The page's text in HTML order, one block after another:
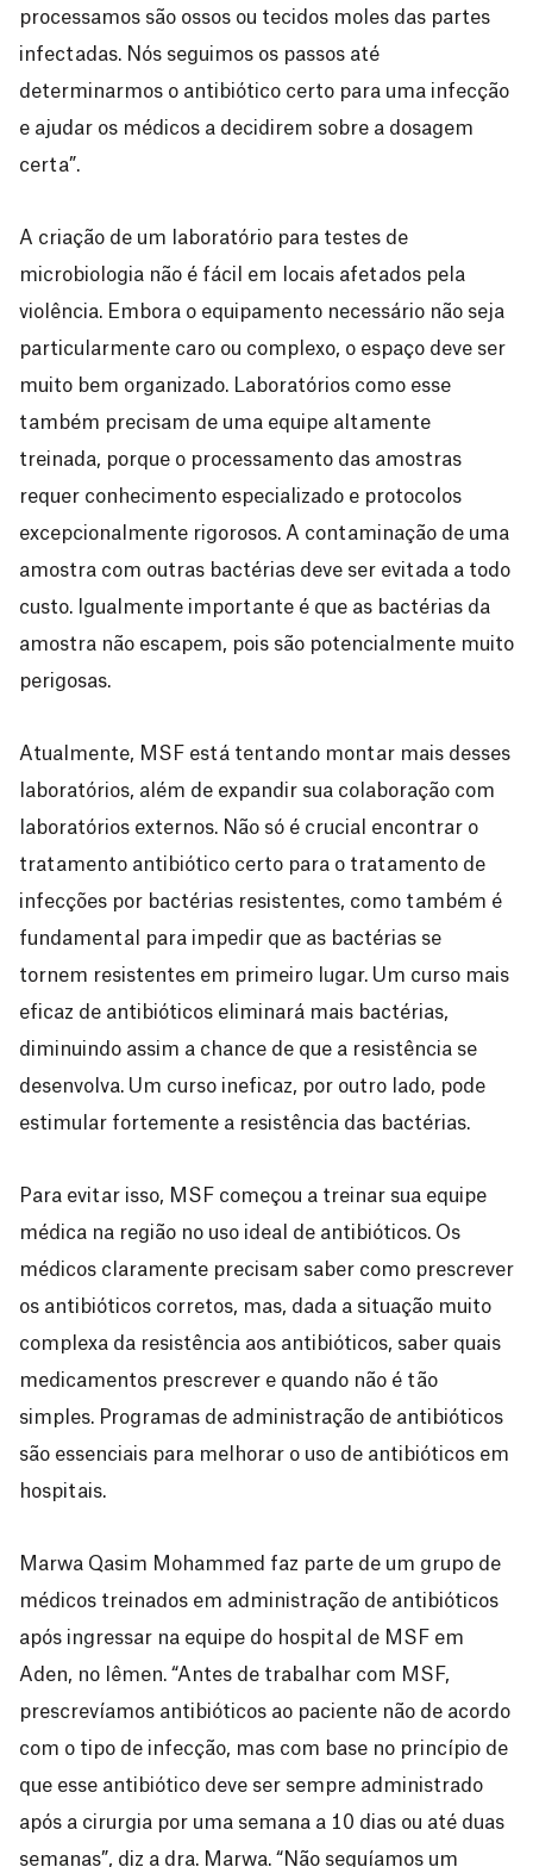
processamos são ossos ou tecidos moles das partes
infectadas. Nós seguimos os passos até
determinarmos o antibiótico certo para uma infecção
e ajudar os médicos a decidirem sobre a dosagem
certa”.
A criação de um laboratório para testes de
microbiologia não é fácil em locais afetados pela
violência. Embora o equipamento necessário não seja
particularmente caro ou complexo, o espaço deve ser
muito bem organizado. Laboratórios como esse
também precisam de uma equipe altamente
treinada, porque o processamento das amostras
requer conhecimento especializado e protocolos
excepcionalmente rigorosos. A contaminação de uma
amostra com outras bactérias deve ser evitada a todo
custo. Igualmente importante é que as bactérias da
amostra não escapem, pois são potencialmente muito
perigosas.
Atualmente, MSF está tentando montar mais desses
laboratórios, além de expandir sua colaboração com
laboratórios externos. Não só é crucial encontrar o
tratamento antibiótico certo para o tratamento de
infecções por bactérias resistentes, como também é
fundamental para impedir que as bactérias se
tornem resistentes em primeiro lugar. Um curso mais
eficaz de antibióticos eliminará mais bactérias,
diminuindo assim a chance de que a resistência se
desenvolva. Um curso ineficaz, por outro lado, pode
estimular fortemente a resistência das bactérias.
Para evitar isso, MSF começou a treinar sua equipe
médica na região no uso ideal de antibióticos. Os
médicos claramente precisam saber como prescrever
os antibióticos corretos, mas, dada a situação muito
complexa da resistência aos antibióticos, saber quais
medicamentos prescrever e quando não é tão
simples. Programas de administração de antibióticos
são essenciais para melhorar o uso de antibióticos em
hospitais.
Marwa Qasim Mohammed faz parte de um grupo de
médicos treinados em administração de antibióticos
após ingressar na equipe do hospital de MSF em
Aden, no Iêmen. “Antes de trabalhar com MSF,
prescrevíamos antibióticos ao paciente não de acordo
com o tipo de infecção, mas com base no princípio de
que esse antibiótico deve ser sempre administrado
após a cirurgia por uma semana a 10 dias ou até duas
semanas”, diz a dra. Marwa. “Não seguíamos um